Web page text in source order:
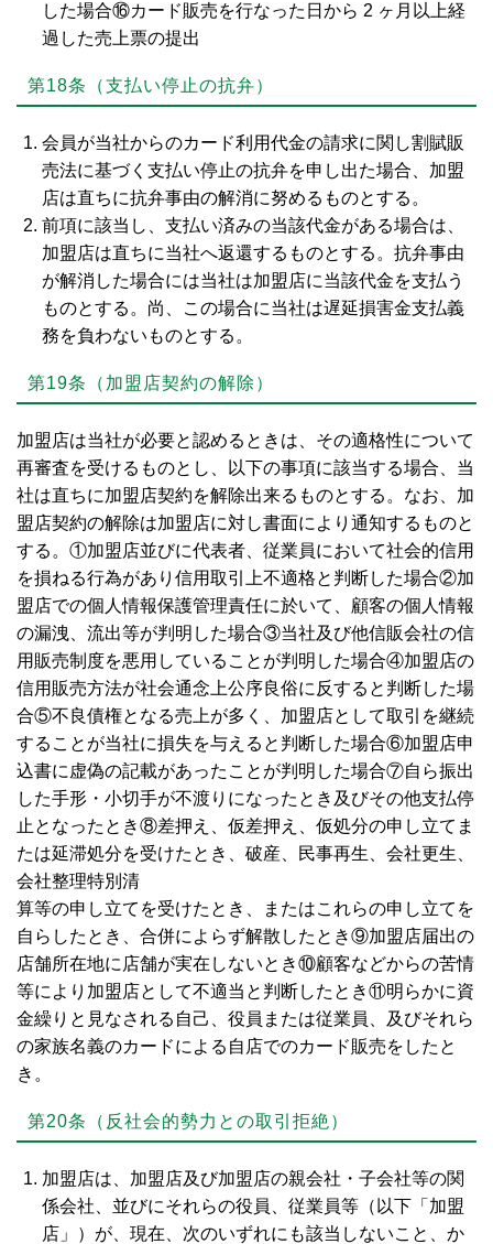
した場合⑯カード販売を行なった日から 2 ヶ月以上経
過した売上票の提出
第18条（支払い停止の抗弁）
会員が当社からのカード利用代金の請求に関し割賦販
売法に基づく支払い停止の抗弁を申し出た場合、加盟
店は直ちに抗弁事由の解消に努めるものとする。
前項に該当し、支払い済みの当該代金がある場合は、
加盟店は直ちに当社へ返還するものとする。抗弁事由
が解消した場合には当社は加盟店に当該代金を支払う
ものとする。尚、この場合に当社は遅延損害金支払義
務を負わないものとする。
第19条（加盟店契約の解除）
加盟店は当社が必要と認めるときは、その適格性について
再審査を受けるものとし、以下の事項に該当する場合、当
社は直ちに加盟店契約を解除出来るものとする。なお、加
盟店契約の解除は加盟店に対し書面により通知するものと
する。①加盟店並びに代表者、従業員において社会的信用
を損ねる行為があり信用取引上不適格と判断した場合②加
盟店での個人情報保護管理責任に於いて、顧客の個人情報
の漏洩、流出等が判明した場合③当社及び他信販会社の信
用販売制度を悪用していることが判明した場合④加盟店の
信用販売方法が社会通念上公序良俗に反すると判断した場
合⑤不良債権となる売上が多く、加盟店として取引を継続
することが当社に損失を与えると判断した場合⑥加盟店申
込書に虚偽の記載があったことが判明した場合⑦自ら振出
した手形・小切手が不渡りになったとき及びその他支払停
止となったとき⑧差押え、仮差押え、仮処分の申し立てま
たは延滞処分を受けたとき、破産、民事再生、会社更生、
会社整理特別清
算等の申し立てを受けたとき、またはこれらの申し立てを
自らしたとき、合併によらず解散したとき⑨加盟店届出の
店舗所在地に店舗が実在しないとき⑩顧客などからの苦情
等により加盟店として不適当と判断したとき⑪明らかに資
金繰りと見なされる自己、役員または従業員、及びそれら
の家族名義のカードによる自店でのカード販売をしたと
き。
第20条（反社会的勢力との取引拒絶）
加盟店は、加盟店及び加盟店の親会社・子会社等の関
係会社、並びにそれらの役員、従業員等（以下「加盟
店」）が、現在、次のいずれにも該当しないこと、か